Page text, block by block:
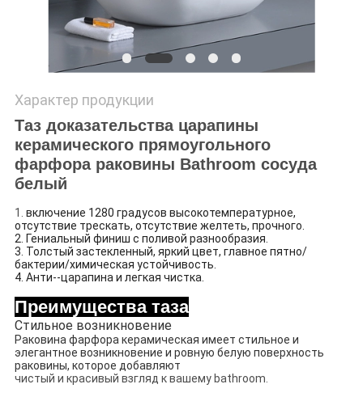
Характер продукции
Таз доказательства царапины
керамического прямоугольного
фарфора раковины Bathroom сосуда
белый
1. включение 1280 градусов высокотемпературное,
отсутствие трескать, отсутствие желтеть, прочного.
2. Гениальный финиш с поливой разнообразия.
3. Толстый застекленный, яркий цвет, главное пятно/
бактерии/химическая устойчивость.
4. Анти--царапина и легкая чистка.
Преимущества таза
Стильное возникновение
Раковина фарфора керамическая имеет стильное и
элегантное возникновение и ровную белую поверхность
раковины, которое добавляют
чистый и красивый взгляд к вашему bathroom.